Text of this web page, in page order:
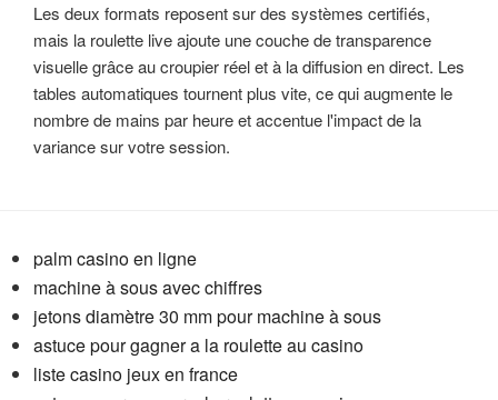
Les deux formats reposent sur des systèmes certifiés,
mais la roulette live ajoute une couche de transparence
visuelle grâce au croupier réel et à la diffusion en direct. Les
tables automatiques tournent plus vite, ce qui augmente le
nombre de mains par heure et accentue l'impact de la
variance sur votre session.
palm casino en ligne
machine à sous avec chiffres
jetons diamètre 30 mm pour machine à sous
astuce pour gagner a la roulette au casino
liste casino jeux en france